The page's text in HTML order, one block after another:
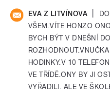
EVA Z LITVÍNOVA
VŠEM.VÍTE HONZO
BYCH BÝT V DNEŠNÍ
HODINKY.V 10
VE TŘÍDĚ.ONY BY JI
VYŘADILI. ALE VE